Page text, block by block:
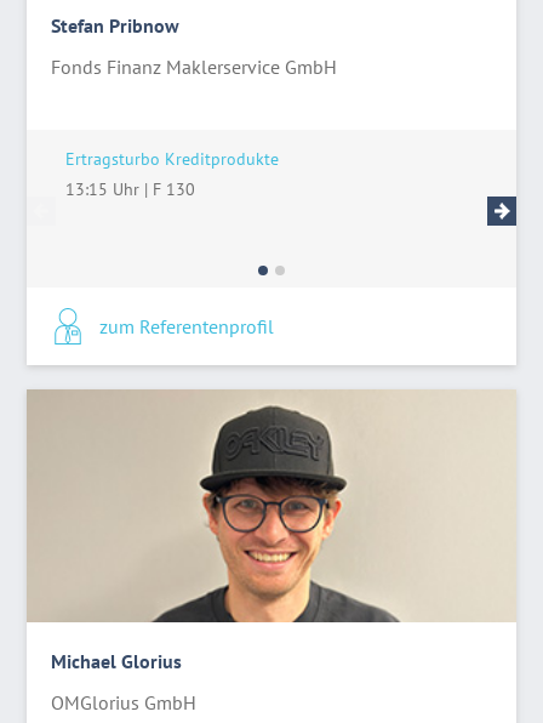
Stefan Pribnow
Fonds Finanz Maklerservice GmbH
Ertragsturbo Kreditprodukte
13:15 Uhr | F 130
17:15
zum Referentenprofil
Michael Glorius
OMGlorius GmbH